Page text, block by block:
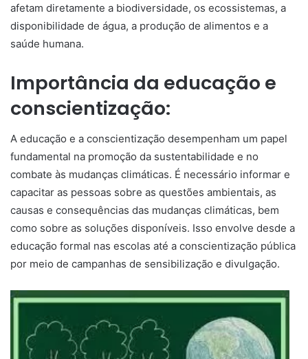
afetam diretamente a biodiversidade, os ecossistemas, a
disponibilidade de água, a produção de alimentos e a
saúde humana.
Importância da educação e
conscientização:
A educação e a conscientização desempenham um papel
fundamental na promoção da sustentabilidade e no
combate às mudanças climáticas. É necessário informar e
capacitar as pessoas sobre as questões ambientais, as
causas e consequências das mudanças climáticas, bem
como sobre as soluções disponíveis. Isso envolve desde a
educação formal nas escolas até a conscientização pública
por meio de campanhas de sensibilização e divulgação.